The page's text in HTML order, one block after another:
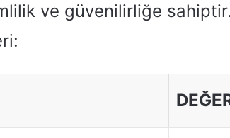
ve güvenilirliğe